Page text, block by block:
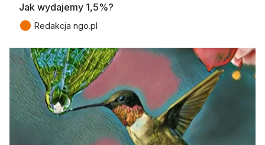
Jak wydajemy 1,5%?
● Redakcja ngo.pl